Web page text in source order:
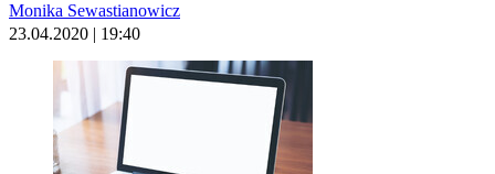
Monika Sewastianowicz
23.04.2020 | 19:40